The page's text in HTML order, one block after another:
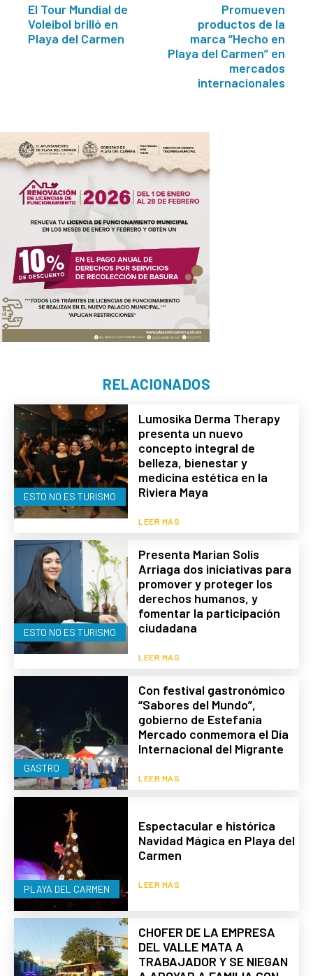
RELACIONADOS
ESTO NO ES TURISMO
Lumosika Derma Therapy
presenta un nuevo
concepto integral de
belleza, bienestar y
medicina estética en la
Riviera Maya
LEER MÁS
ESTO NO ES TURISMO
Presenta Marian Solís
Arriaga dos iniciativas para
promover y proteger los
derechos humanos, y
fomentar la participación
ciudadana
LEER MÁS
GASTRO
Con festival gastronómico
“Sabores del Mundo”,
gobierno de Estefanía
Mercado conmemora el Día
Internacional del Migrante
LEER MÁS
PLAYA DEL CARMEN
Espectacular e histórica
Navidad Mágica en Playa del
Carmen
LEER MÁS
CHOFER DE LA EMPRESA
DEL VALLE MATA A
TRABAJADOR Y SE NIEGAN
El Tour Mundial de
Voleibol brilló en
Playa del Carmen
Promueven
productos de la
marca “Hecho en
Playa del Carmen” en
mercados
internacionales